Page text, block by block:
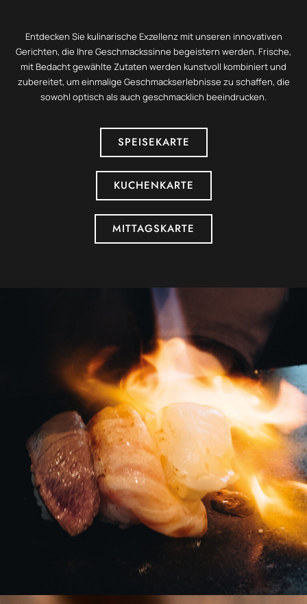
Entdecken Sie kulinarische Exzellenz mit unseren innovativen
Gerichten, die Ihre Geschmackssinne begeistern werden. Frische,
mit Bedacht gewählte Zutaten werden kunstvoll kombiniert und
zubereitet, um einmalige Geschmackserlebnisse zu schaffen, die
sowohl optisch als auch geschmacklich beeindrucken.
SPEISEKARTE
KUCHENKARTE
MITTAGSKARTE